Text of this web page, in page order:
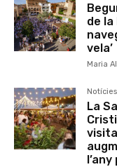
de la
vela’
Maria
Notícies
La